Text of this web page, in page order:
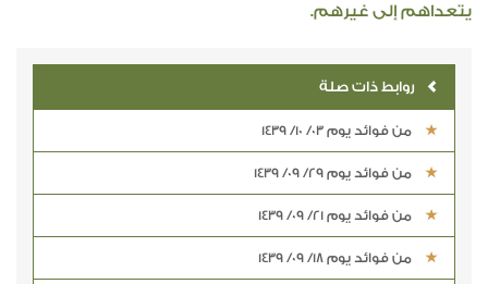
يتعداهم إلى غيرهم.
روابط ذات صلة
من فوائد يوم 03/ 10/ 1439
من فوائد يوم 29/ 09/ 1439
من فوائد يوم 21/ 09/ 1439
من فوائد يوم 18/ 09/ 1439